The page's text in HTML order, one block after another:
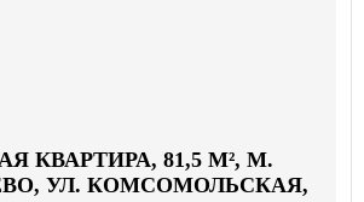
КВАРТИРА, 81,5 М², М.
УЛ. КОМСОМОЛЬСКАЯ,